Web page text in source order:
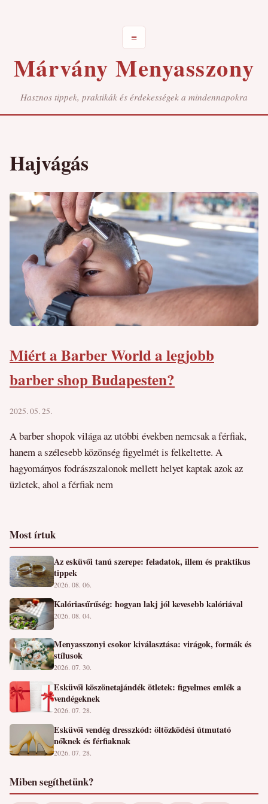
≡
Márvány Menyasszony
Hasznos tippek, praktikák és érdekességek a mindennapokra
Hajvágás
Miért a Barber World a legjobb
barber shop Budapesten?
2025. 05. 25.
A barber shopok világa az utóbbi években nemcsak a férfiak,
hanem a szélesebb közönség figyelmét is felkeltette. A
hagyományos fodrászszalonok mellett helyet kaptak azok az
üzletek, ahol a férfiak nem
Most írtuk
Az esküvői tanú szerepe: feladatok, illem és praktikus
tippek
2026. 08. 06.
Kalóriasűrűség: hogyan lakj jól kevesebb kalóriával
2026. 08. 04.
Menyasszonyi csokor kiválasztása: virágok, formák és
stílusok
2026. 07. 30.
Esküvői köszönetajándék ötletek: figyelmes emlék a
vendégeknek
2026. 07. 28.
Esküvői vendég dresszkód: öltözködési útmutató
nőknek és férfiaknak
2026. 07. 28.
Miben segíthetünk?